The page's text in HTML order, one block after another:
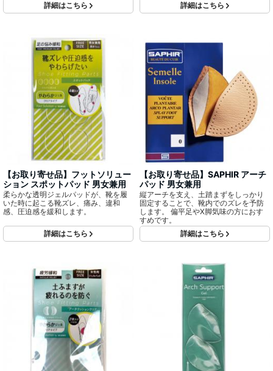
詳細はこちら
詳細はこちら
【お取り寄せ品】フットソリュー
ション スポットパッド 男女兼用
柔らかな透明ジェルパッドが、靴を履
いた時に起こる靴ズレ、痛み、違和
感、圧迫感を緩和します。
詳細はこちら
【お取り寄せ品】SAPHIR アーチ
パッド 男女兼用
縦アーチを支え、土踏まずをしっかり
固定することで、靴内でのズレを予防
します。 偏平足やX脚気味の方におす
すめです。
詳細はこちら